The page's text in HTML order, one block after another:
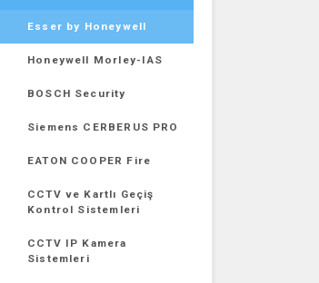
Esser by Honeywell
Honeywell Morley-IAS
BOSCH Security
Siemens CERBERUS PRO
EATON COOPER Fire
CCTV ve Kartlı Geçiş
Kontrol Sistemleri
CCTV IP Kamera
Sistemleri